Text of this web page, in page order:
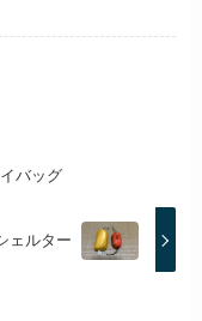
バッグ
ェルター